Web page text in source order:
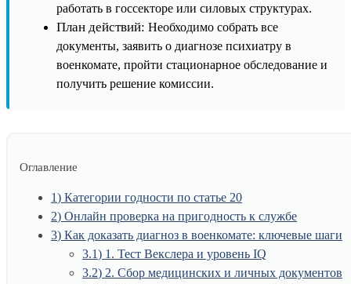
работать в госсекторе или силовых структурах.
План действий: Необходимо собрать все
документы, заявить о диагнозе психиатру в
военкомате, пройти стационарное обследование и
получить решение комиссии.
Оглавление
1 Категории годности по статье 20
2 Онлайн проверка на пригодность к службе
3 Как доказать диагноз в военкомате: ключевые шаги
3.1
1. Тест Векслера и уровень IQ
3.2 2. Сбор медицинских и личных документов